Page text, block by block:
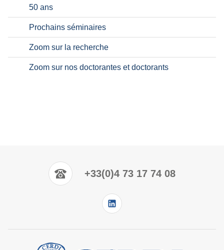
50 ans
Prochains séminaires
Zoom sur la recherche
Zoom sur nos doctorantes et doctorants
+33(0)4 73 17 74 08